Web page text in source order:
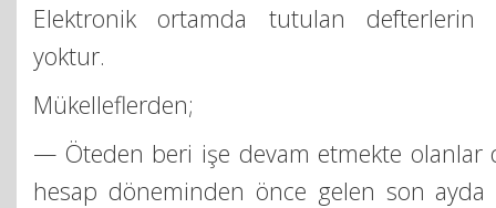
Elektronik ortamda tutulan defterlerin
yoktur.
Mükelleflerden;
— Öteden beri işe devam etmekte olanlar
hesap döneminden önce gelen son ayda